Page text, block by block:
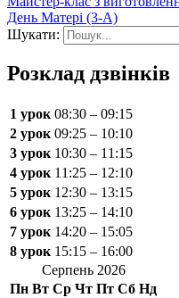
День Матері (3-А)
Шукати:
Розклад дзвінків
1 урок 08:30 – 09:15
2 урок 09:25 – 10:10
3 урок 10:30 – 11:15
4 урок 11:25 – 12:10
5 урок 12:30 – 13:15
6 урок 13:25 – 14:10
7 урок 14:20 – 15:05
8 урок 15:15 – 16:00
Серпень 2026
Пн Вт Ср Чт Пт Сб Нд